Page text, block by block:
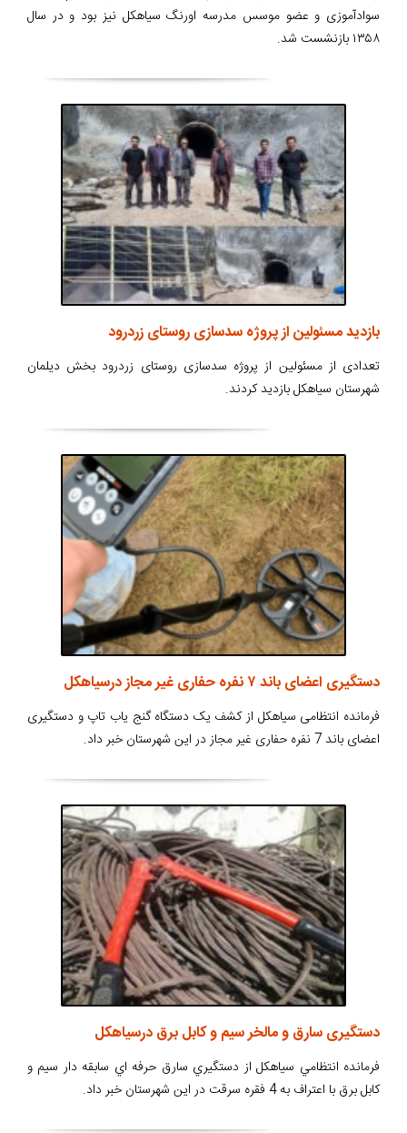
سوادآموزی و عضو موسس مدرسه اورنگ سیاهکل نیز بود و در سال
۱۳۵۸ بازنشست شد.
بازدید مسئولین از پروژه سدسازی روستای زردرود
تعدادی از مسئولین از پروژه سدسازی روستای زردرود بخش دیلمان
شهرستان سیاهکل بازدید کردند.
دستگیری اعضای باند ۷ نفره حفاری غير مجاز درسیاهکل
فرمانده انتظامی سياهکل از کشف يک دستگاه گنج ياب تاپ و دستگيری
اعضای باند 7 نفره حفاری غير مجاز در این شهرستان خبر داد.
دستگیری سارق و مالخر سیم و کابل برق درسیاهکل
فرمانده انتظامي سياهکل از دستگيري سارق حرفه اي سابقه دار سيم و
کابل برق با اعتراف به 4 فقره سرقت در این شهرستان خبر داد.